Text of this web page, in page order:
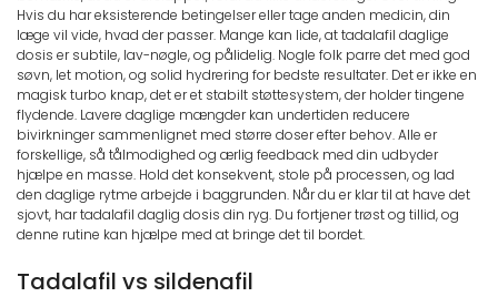
Hvis du har eksisterende betingelser eller tage anden medicin, din
læge vil vide, hvad der passer. Mange kan lide, at tadalafil daglige
dosis er subtile, lav-nøgle, og pålidelig. Nogle folk parre det med god
søvn, let motion, og solid hydrering for bedste resultater. Det er ikke en
magisk turbo knap, det er et stabilt støttesystem, der holder tingene
flydende. Lavere daglige mængder kan undertiden reducere
bivirkninger sammenlignet med større doser efter behov. Alle er
forskellige, så tålmodighed og ærlig feedback med din udbyder
hjælpe en masse. Hold det konsekvent, stole på processen, og lad
den daglige rytme arbejde i baggrunden. Når du er klar til at have det
sjovt, har tadalafil daglig dosis din ryg. Du fortjener trøst og tillid, og
denne rutine kan hjælpe med at bringe det til bordet.
Tadalafil vs sildenafil